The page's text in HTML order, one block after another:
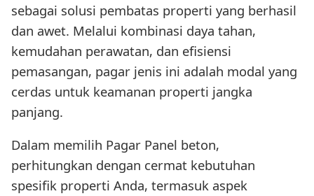
sebagai solusi pembatas properti yang berhasil
dan awet. Melalui kombinasi daya tahan,
kemudahan perawatan, dan efisiensi
pemasangan, pagar jenis ini adalah modal yang
cerdas untuk keamanan properti jangka
panjang.
Dalam memilih Pagar Panel beton,
perhitungkan dengan cermat kebutuhan
spesifik properti Anda, termasuk aspek